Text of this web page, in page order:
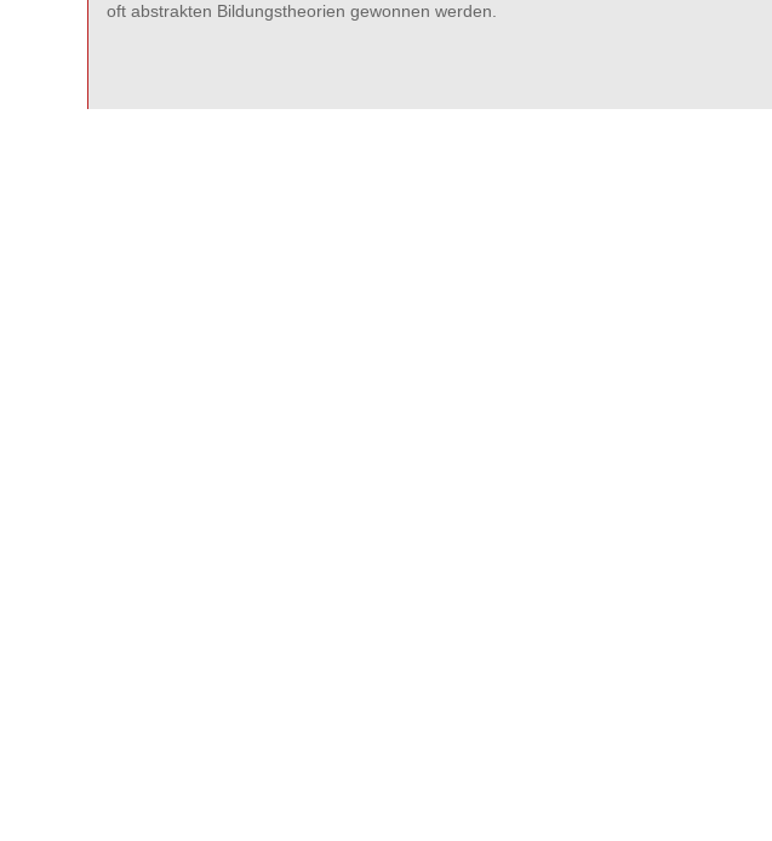
oft abstrakten Bildungstheorien gewonnen werden.